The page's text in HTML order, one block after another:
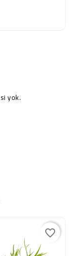
yok.
favorite_border